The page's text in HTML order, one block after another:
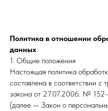
Политика в отношении
данных
1. Общие положения
Настоящая политика
составлена в соответствии
закона от 27.07.2006. №
(далее — Закон о